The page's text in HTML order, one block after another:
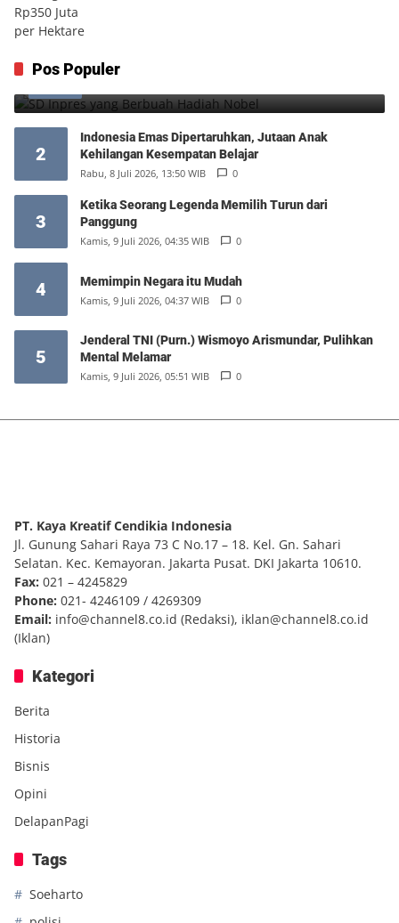
Pos Populer
1 SD Inpres yang Berbuah Hadiah Nobel
2
Indonesia Emas Dipertaruhkan, Jutaan Anak
Kehilangan Kesempatan Belajar
Rabu, 8 Juli 2026, 13:50 WIB 0
3
Ketika Seorang Legenda Memilih Turun dari
Panggung
Kamis, 9 Juli 2026, 04:35 WIB 0
4 Memimpin Negara itu Mudah
Kamis, 9 Juli 2026, 04:37 WIB 0
5
Jenderal TNI (Purn.) Wismoyo Arismundar, Pulihkan
Mental Melamar
Kamis, 9 Juli 2026, 05:51 WIB 0
PT. Kaya Kreatif Cendikia Indonesia
Jl. Gunung Sahari Raya 73 C No.17 – 18. Kel. Gn. Sahari
Selatan. Kec. Kemayoran. Jakarta Pusat. DKI Jakarta 10610.
Fax: 021 – 4245829
Phone: 021- 4246109 / 4269309
Email: info@channel8.co.id (Redaksi), iklan@channel8.co.id
(Iklan)
Kategori
Berita
Historia
Bisnis
Opini
DelapanPagi
Tags
Soeharto